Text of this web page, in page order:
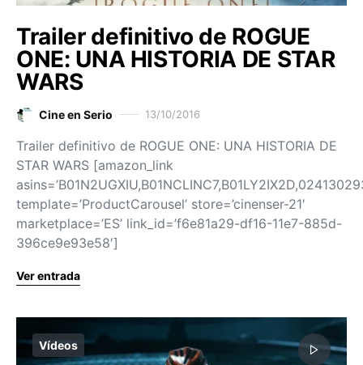
Trailer definitivo de ROGUE
ONE: UNA HISTORIA DE STAR
WARS
Cine en Serio 13/10/2016
Trailer definitivo de ROGUE ONE: UNA HISTORIA DE
STAR WARS [amazon_link
template=’ProductCarousel’ store=’cinenser-21′
marketplace=’ES’ link_id=’f6e81a29-df16-11e7-885d-
396ce9e93e58′]
Ver entrada
Vídeos